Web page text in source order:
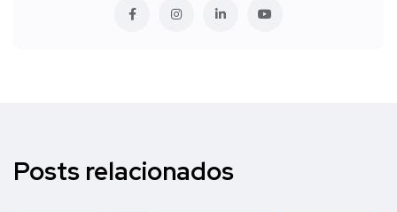
Posts relacionados